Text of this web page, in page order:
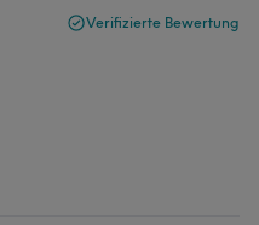
Verifizierte Bewertung